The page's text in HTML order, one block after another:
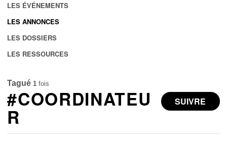
LES ÉVÉNEMENTS
LES ANNONCES
LES DOSSIERS
LES RESSOURCES
Tagué 1 fois
SUIVRE
#COORDINATEU
R